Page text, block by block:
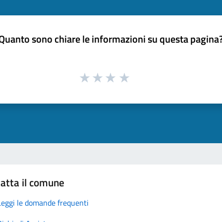
sono chiare le informazioni su questa
il comune
le domande frequenti